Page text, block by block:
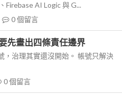
Firebase AI Logic 與 G...
0個留言
先畫出四條責任邊界
，治理其實還沒開始。 帳號只解決
0個留言